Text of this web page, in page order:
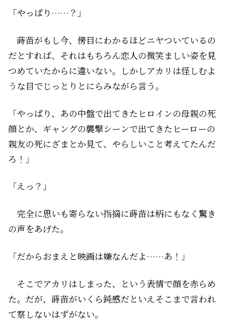
「やっぱり……？」
蒔苗がもし今、傍目にわかるほどニヤついているの
だとすれば、それはもちろん恋人の微笑ましい姿を見
つめていたからに違いない。しかしアカリは怪しむよ
うな目でじっとりとにらみながら言う。
「やっぱり、あの中盤で出てきたヒロインの母親の死
顔とか、ギャングの襲撃シーンで出てきたヒーローの
親友の死にざまとか見て、やらしいこと考えてたんだ
ろ！」
「えっ？」
完全に思いも寄らない指摘に蒔苗は柄にもなく驚き
の声をあげた。
「だからおまえと映画は嫌なんだよ……あ！」
そこでアカリはしまった、という表情で顔を赤らめ
た。だが、蒔苗がいくら鈍感だといえそこまで言われ
て察しないはずがない。